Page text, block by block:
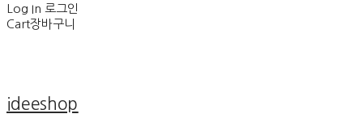
Log In 로그인
Cart장바구니
ideeshop